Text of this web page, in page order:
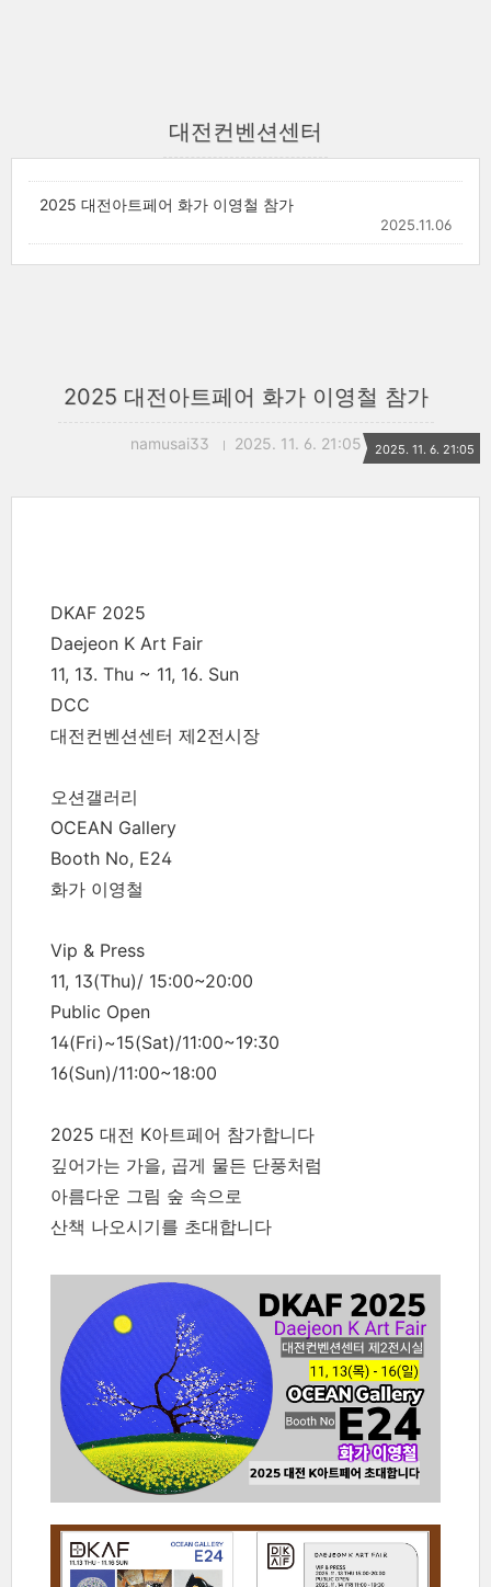
대전컨벤션센터
2025 대전아트페어 화가 이영철 참가
2025.11.06
2025 대전아트페어 화가 이영철 참가
namusai33 2025. 11. 6. 21:05 2025. 11. 6. 21:05
DKAF 2025
Daejeon K Art Fair
11, 13. Thu ~ 11, 16. Sun
DCC
대전컨벤션센터 제2전시장
오션갤러리
OCEAN Gallery
Booth No, E24
화가 이영철
Vip & Press
11, 13(Thu)/ 15:00~20:00
Public Open
14(Fri)~15(Sat)/11:00~19:30
16(Sun)/11:00~18:00
2025 대전 K아트페어 참가합니다
깊어가는 가을, 곱게 물든 단풍처럼
아름다운 그림 숲 속으로
산책 나오시기를 초대합니다